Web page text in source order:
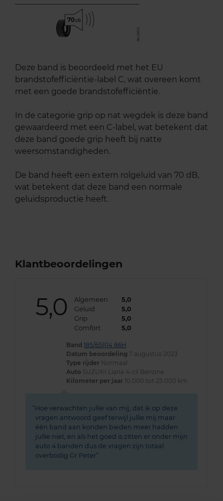
70
Deze band is beoordeeld met het EU
brandstofefficiëntie-label C, wat overeen komt
met een goede brandstofefficiëntie.
In de categorie grip op nat wegdek is deze band
gewaardeerd met een C-label, wat betekent dat
deze band goede grip heeft bij natte
weersomstandigheden.
De band heeft een extern rolgeluid van 70 dB,
wat betekent dat deze band een normale
geluidsproductie heeft.
Klantbeoordelingen
5,0 Algemeen
5,0
Geluid
5,0
Grip
5,0
Comfort
5,0
Band 185/65R14 86H
Datum beoordeling 7 augustus 2023
Type rijder Normaal
Auto SUZUKI Liana 4-cil Benzine
Kilometer per jaar 10.000 tot 25.000 km
Hoe verwachten jullie van mij, dat ik op deze
vragen antwoord geef terwijl jullie mij maar
één band aan konden bieden meer hadden
jullie niet, en als het goed is zitten er onder mijn
auto 4 banden dus de vragen zijn totaal
overbodig Gr Peter